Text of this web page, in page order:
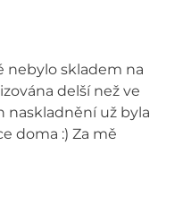
nebylo skladem na
delší než ve
naskladnění už byla
doma :) Za mě